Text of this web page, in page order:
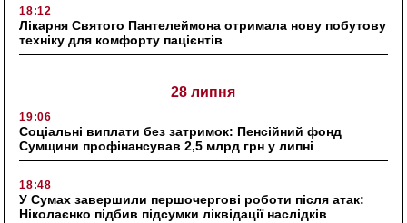
18:12
Лікарня Святого Пантелеймона отримала нову побутову
техніку для комфорту пацієнтів
28 липня
19:06
Соціальні виплати без затримок: Пенсійний фонд
Сумщини профінансував 2,5 млрд грн у липні
18:48
У Сумах завершили першочергові роботи після атак:
Ніколаєнко підбив підсумки ліквідації наслідків